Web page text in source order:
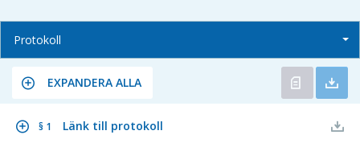
Protokoll
EXPANDERA ALLA
§ 1 Länk till protokoll